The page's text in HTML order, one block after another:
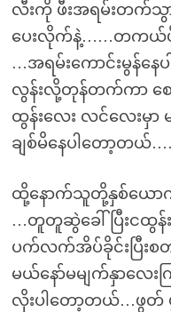
လီးကို ဖီးအရမ်းတက်
ပေးလိုက်နဲ့……တကယ်ပို
…အရမ်းကောင်းမွန်န
လွန်းလို့တုန်တက်ကာ စ
ထွန်းလေး လင်လေးမှ
ချစ်မိနေပါတော့တယ်
ထို့နောက်သူတို့နှစ်ယောက်
…တူတူဆွဲခေါ်ပြီးငထွန်
ပက်လက်အိပ်ခိုင်းပြီး
မယ်နော်မမျက်နှာလေး
လိုးပါတော့တယ်…ဖွ